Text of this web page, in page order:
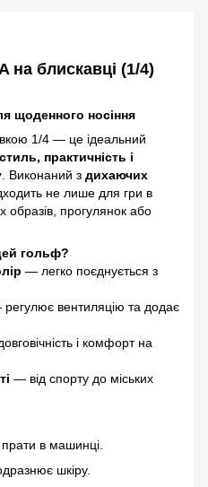
на блискавці (1/4)
щоденного носіння
1/4 — це ідеальний
стиль, практичність і
. Виконаний з дихаючих
не лише для гри в
прогулянок або
гольф?
— легко поєднується з
вентиляцію та додає
і комфорт на
— від спорту до міських
в машинці.
шкіру.